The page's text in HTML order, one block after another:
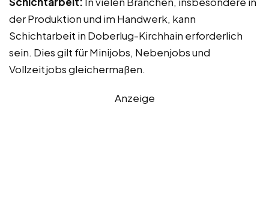
der Produktion und im Handwerk, kann
Schichtarbeit in Doberlug-Kirchhain erforderlich
sein. Dies gilt für Minijobs, Nebenjobs und
Vollzeitjobs gleichermaßen.
Anzeige